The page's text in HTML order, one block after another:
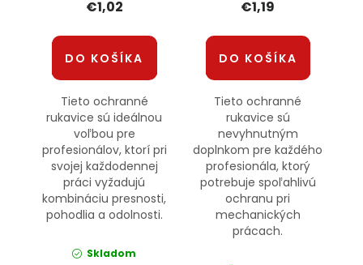
€1,02
DO KOŠÍKA
Tieto ochranné
rukavice sú ideálnou
voľbou pre
profesionálov, ktorí pri
svojej každodennej
práci vyžadujú
kombináciu presnosti,
pohodlia a odolnosti.
Skladom
€1,19
DO KOŠÍKA
Tieto ochranné
rukavice sú
nevyhnutným
doplnkom pre každého
profesionála, ktorý
potrebuje spoľahlivú
ochranu pri
mechanických
prácach.